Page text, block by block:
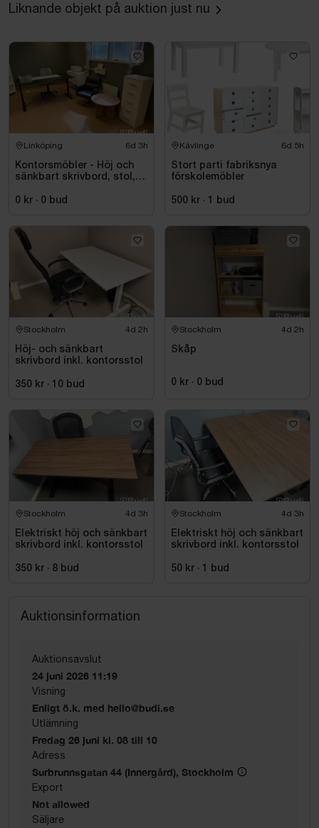
Liknande objekt på auktion just nu
Linköping 6d 3h
Kontorsmöbler - Höj och
sänkbart skrivbord, stol,
0 kr · 0 bud
Kävlinge 6d 5h
Stort parti fabriksnya
förskolemöbler
500 kr · 1 bud
Stockholm 4d 2h
Höj- och sänkbart
skrivbord inkl. kontorsstol
350 kr · 10 bud
Stockholm 4d 2h
Skåp
0 kr · 0 bud
Stockholm 4d 3h
Elektriskt höj och sänkbart
skrivbord inkl. kontorsstol
350 kr · 8 bud
Stockholm 4d 3h
Elektriskt höj och sänkbart
skrivbord inkl. kontorsstol
50 kr · 1 bud
Auktionsinformation
Auktionsavslut
24 juni 2026 11:19
Visning
Enligt ö.k. med hello@budi.se
Utlämning
Fredag 26 juni kl. 08 till 10
Adress
Surbrunnsgatan 44 (Innergård), Stockholm
Export
Not allowed
Säljare